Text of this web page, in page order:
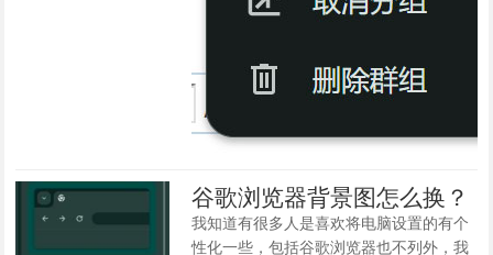
谷歌浏览器背景图怎么换？
我知道有很多人是喜欢将电脑设置的有个
性化一些，包括谷歌浏览器也不列外，我